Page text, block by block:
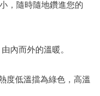
，隨時隨地鑽進您的
內而外的溫暖。
度低溫擋為綠色，高溫